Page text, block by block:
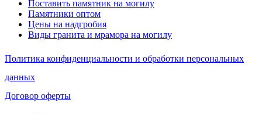
Поставить памятник на могилу
Памятники оптом
Цены на надгробия
Виды гранита и мрамора на могилу
Политика конфиденциальности и обработки персональных
данных
Договор оферты